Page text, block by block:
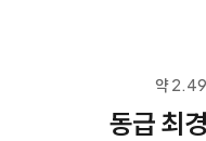
약
동급 최